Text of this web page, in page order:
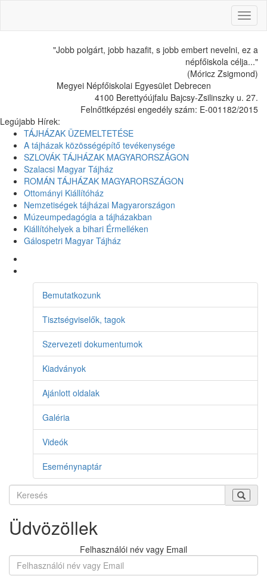
"Jobb polgárt, jobb hazafit, s jobb embert nevelni, ez a
népfőiskola célja..."
(Móricz Zsigmond)
Megyei Népfőiskolai Egyesület Debrecen
4100 Berettyóújfalu Bajcsy-Zsilinszky u. 27.
Felnőttképzési engedély szám: E-001182/2015
Legújabb Hírek:
TÁJHÁZAK ÜZEMELTETÉSE
A tájházak közösségépítő tevékenysége
SZLOVÁK TÁJHÁZAK MAGYARORSZÁGON
Szalacsi Magyar Tájház
ROMÁN TÁJHÁZAK MAGYARORSZÁGON
Ottományi Kiállítóház
Nemzetiségek tájházai Magyarországon
Múzeumpedagógia a tájházakban
Kiállítóhelyek a bihari Érmelléken
Gálospetri Magyar Tájház
Bemutatkozunk
Tisztségviselők, tagok
Szervezeti dokumentumok
Kiadványok
Ajánlott oldalak
Galéria
Videók
Eseménynaptár
Üdvözöllek
Felhasználói név vagy Email